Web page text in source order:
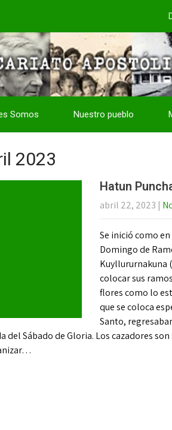
Somos Nuestro pueblo
2023
Hatun
abril 22, 2023 |
Se inició como
Domingo de
Kuyllururnakuna
colocar sus
flores como lo
que se coloca
Santo,
del Sábado de Gloria. Los cazadores